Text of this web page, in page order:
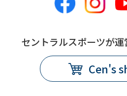
セントラルスポーツが
Cen's